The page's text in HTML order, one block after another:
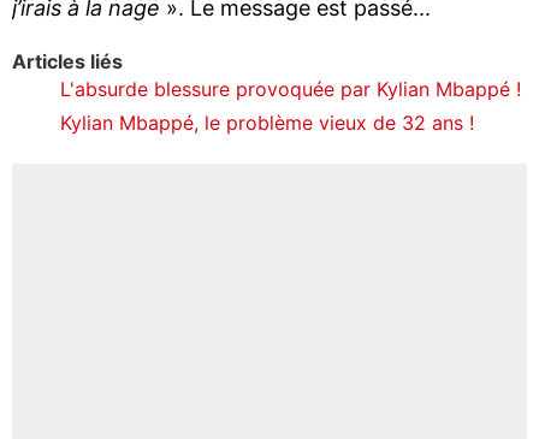
j’irais à la nage ». Le message est passé...
Articles liés
L'absurde blessure provoquée par Kylian Mbappé !
Kylian Mbappé, le problème vieux de 32 ans !